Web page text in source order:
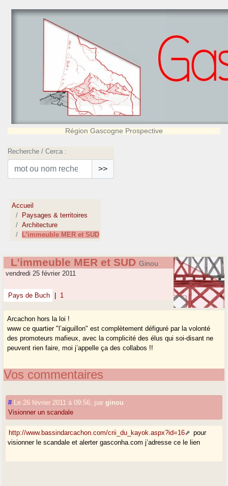
Région Gascogne Prospective
Recherche / Cerca :
>>
Accueil
Paysages & territoires
Architecture
L’immeuble MER et SUD
L’immeuble MER et SUD Ginou
vendredi 25 février 2011
Pays de Buch 1
Arcachon hors la loi !
www ce quartier "l’aiguillon" est complètement défiguré par la volonté
des promoteurs mafieux, avec la complicité des élus qui soi-disant ne
peuvent rien faire, moi j’appelle ça des collabos !!
Vos commentaires
# Le 26 février 2011 à 09:56 parginou
Visionner un scandale
http://www.bassindarcachon.com/crii_du_kayok.aspx?id=16
pour
visionner le scandale et alerter gasconha.com j’adresse ce le lien